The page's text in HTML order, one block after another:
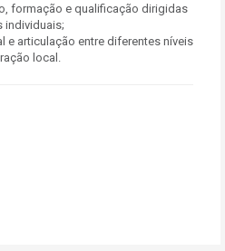
formação e qualificação dirigidas
individuais;
e articulação entre diferentes níveis
local.